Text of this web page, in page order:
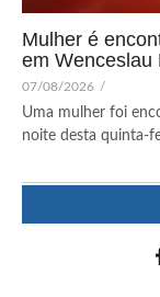
Mulher é
em Wenceslau
07/08/2026 /
Uma mulher foi
noite desta quinta-